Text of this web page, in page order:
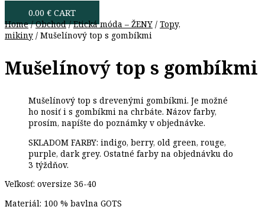
0.00 € CART
Home/Obchod/Etická móda – ŽENY / Topy,
mikiny / Mušelínový top s gombíkmi
Mušelínový top s gombíkmi
Mušelínový top s drevenými gombíkmi. Je možné
ho nosiť i s gombíkmi na chrbáte. Názov farby,
prosím, napíšte do poznámky v objednávke.
SKLADOM FARBY: indigo, berry, old green, rouge,
purple, dark grey. Ostatné farby na objednávku do
3 týždňov.
Veľkosť: oversize 36-40
Materiál: 100 % bavlna GOTS